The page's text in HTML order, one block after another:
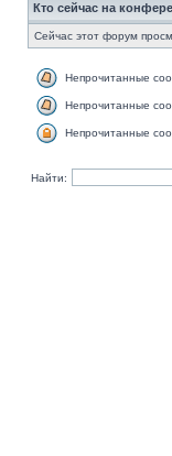
Кто сейчас на
Сейчас этот форум
Непрочитанные
Непрочитанные
Непрочитанные
Найти: